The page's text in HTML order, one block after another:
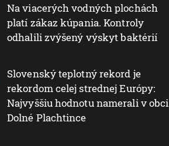
Na viacerých vodných plochách
platí zákaz kúpania. Kontroly
odhalili zvýšený výskyt baktérií
Slovenský teplotný rekord je
rekordom celej strednej Európy:
Najvyššiu hodnotu namerali v obci
Dolné Plachtince